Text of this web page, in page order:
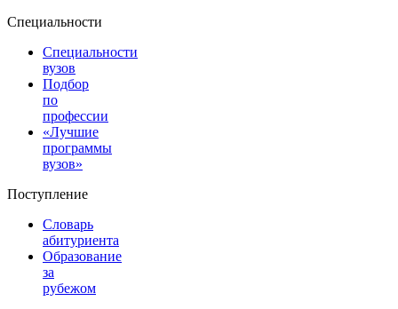
Специальности
Специальности
вузов
Подбор
по
профессии
«Лучшие
программы
вузов»
Поступление
Словарь
абитуриента
Образование
за
рубежом